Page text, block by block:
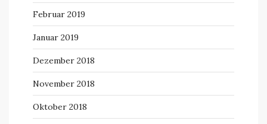
Februar 2019
Januar 2019
Dezember 2018
November 2018
Oktober 2018